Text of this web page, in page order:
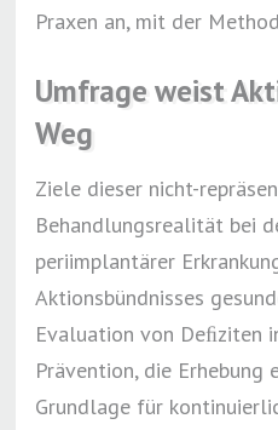
Praxen an, mit der
Umfrage weist
Weg
Ziele dieser nicht-
Behandlungsrealität bei
periimplantärer
Aktionsbündnisses
Evaluation von Deﬁziten
Prävention, die Erhebung
Grundlage für